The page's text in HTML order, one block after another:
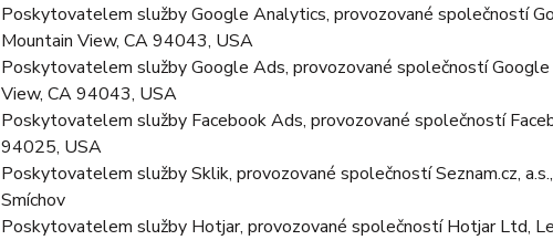
Poskytovatelem služby Google Analytics, provozované společností
Mountain View, CA 94043, USA
Poskytovatelem služby Google Ads, provozované společností
View, CA 94043, USA
Poskytovatelem služby Facebook Ads, provozované společností
94025, USA
Poskytovatelem služby Sklik, provozované společností Seznam.cz,
Smíchov
Poskytovatelem služby Hotjar, provozované společností Hotjar Ltd,